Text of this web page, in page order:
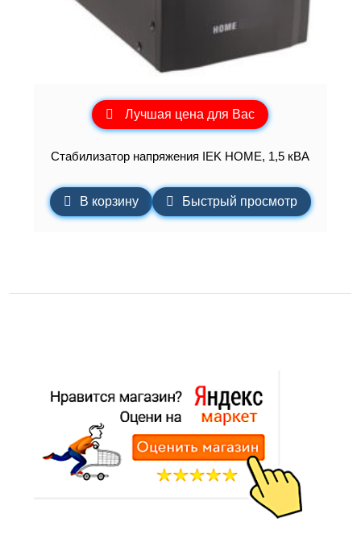
Лучшая цена для Вас
Стабилизатор напряжения IEK HOME, 1,5 кВА
В корзину Быстрый просмотр